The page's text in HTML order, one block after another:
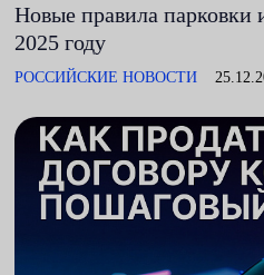
Новые правила
2025 году
РОССИЙСКИЕ НОВОСТИ